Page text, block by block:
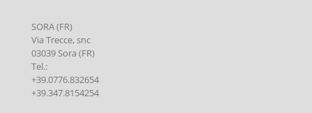
SORA (FR)
Via Trecce, snc
03039 Sora (FR)
Tel.:
+39.0776.832654
+39.347.8154254